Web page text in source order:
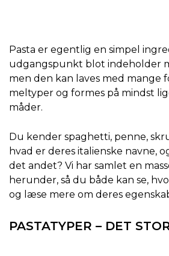
Pasta er egentlig en simpel
udgangspunkt blot indeholder
men den kan laves med mange
meltyper og formes på mindst
måder.
Du kender spaghetti, penne,
hvad er deres italienske navne,
det andet? Vi har samlet en
herunder, så du både kan se,
og læse mere om deres
PASTATYPER – DET